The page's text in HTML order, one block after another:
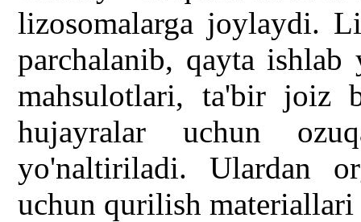
lizosomalarga joylaydi.
parchalanib, qayta
mahsulotlari, ta'bir joiz
hujayralar uchun
yo'naltiriladi. Ulardan
uchun qurilish